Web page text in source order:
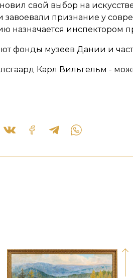
свой выбор на
признание у
назначается инспектором
фонды музеев Дании и
Карл Вильгельм -